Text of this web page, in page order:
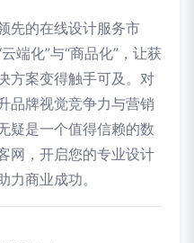
先的在线设计服务市
端化”与“商品化”，让获
方案变得触手可及。对
品牌视觉竞争力与营销
疑是一个值得信赖的数
网，开启您的专业设计
商业成功。